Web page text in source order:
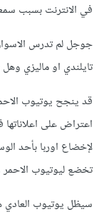
في الانترنت بسبب
تايلندي او ماليزي
قد ينجح يوتيوب
اعتراض على
لإخضاع اوربا بأحد
تخضع ليوتيوب الاحمر
سيظل يوتيوب العادي